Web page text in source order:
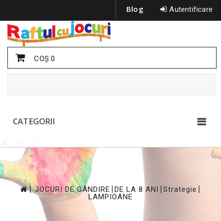
Autentificare
Blog
COŞ0
CATEGORII
>
JOCURI DE GÂNDIRE DE LA 8 ANI Strategie
LAMPIOANE